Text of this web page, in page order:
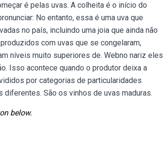
é pelas uvas. A colheita é o início do
No entanto, essa é uma uva que
no país, incluindo uma joia que ainda não
com uvas que se congelaram,
níveis muito superiores de. Webno nariz eles
Isso acontece quando o produtor deixa a
por categorias de particularidades
diferentes. São os vinhos de uvas maduras.
below.